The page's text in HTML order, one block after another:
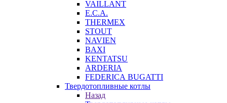
VAILLANT
E.C.A.
THERMEX
STOUT
NAVIEN
BAXI
KENTATSU
ARDERIA
FEDERICА BUGATTI
Твердотопливные котлы
Назад